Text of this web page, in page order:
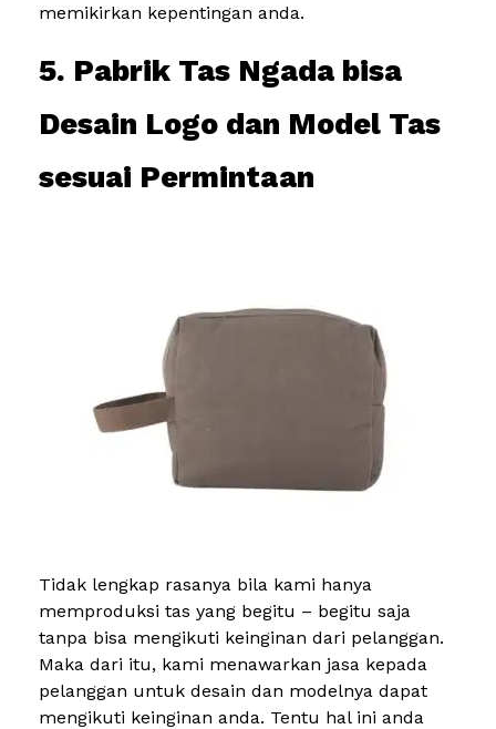
memikirkan kepentingan anda.
5. Pabrik Tas Ngada bisa
Desain Logo dan Model Tas
sesuai Permintaan
Tidak lengkap rasanya bila kami hanya
memproduksi tas yang begitu – begitu saja
tanpa bisa mengikuti keinginan dari pelanggan.
Maka dari itu, kami menawarkan jasa kepada
pelanggan untuk desain dan modelnya dapat
mengikuti keinginan anda. Tentu hal ini anda